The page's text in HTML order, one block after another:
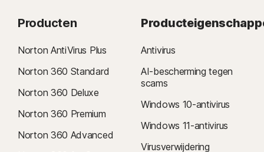
Producten
Norton AntiVirus Plus
Norton 360 Standard
Norton 360 Deluxe
Norton 360 Premium
Norton 360 Advanced
Antivirus
AI-bescherming tegen
scams
Windows 10-antivirus
Windows 11-antivirus
Virusverwijdering